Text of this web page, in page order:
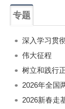
专题
深入学习贯
伟大征程
树立和践行
2026年全国
2026新春走